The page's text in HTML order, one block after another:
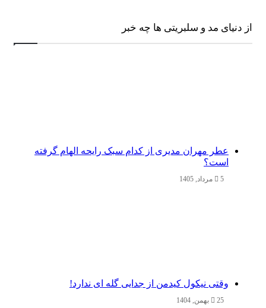
از دنیای مد و سلبریتی ها چه خبر
عطر مهران مدیری از کدام سبک رایحه الهام گرفته
است؟
5 مرداد, 1405
وقتی نیکول کیدمن از جدایی گله ای ندارد!
25 بهمن, 1404